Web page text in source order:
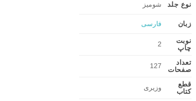
نوع جلد شومیز
زبان فارسی
نوبت
چاپ
2
تعداد
صفحات
127
قطع
کتاب
وزیری